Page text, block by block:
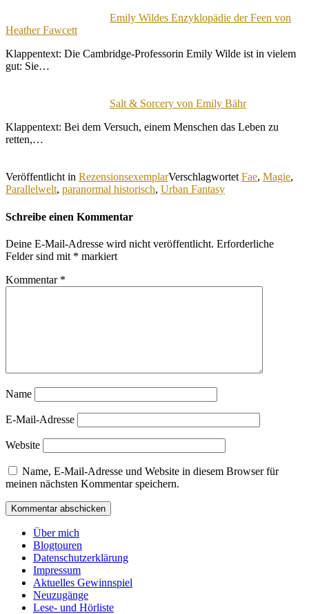
Emily Wildes Enzyklopädie der Feen von
Heather Fawcett
Klappentext: Die Cambridge-Professorin Emily Wilde ist in vielem
gut: Sie…
Salt & Sorcery von Emily Bähr
Klappentext: Bei dem Versuch, einem Menschen das Leben zu
retten,…
Veröffentlicht in RezensionsexemplarVerschlagwortet Fae, Magie,
Parallelwelt, paranormal historisch, Urban Fantasy
Schreibe einen Kommentar
Deine E-Mail-Adresse wird nicht veröffentlicht. Erforderliche
Felder sind mit * markiert
Kommentar *
Name
E-Mail-Adresse
Website
Name, E-Mail-Adresse und Website in diesem Browser für
meinen nächsten Kommentar speichern.
Über mich
Blogtouren
Datenschutzerklärung
Impressum
Aktuelles Gewinnspiel
Neuzugänge
Lese- und Hörliste